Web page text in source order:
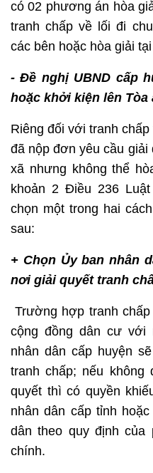
có 02 phương án hòa
tranh chấp về lối đi
các bên hoặc hòa giải
- Đề nghị UBND cấp
hoặc khởi kiện lên Tòa
Riêng đối với tranh
đã nộp đơn yêu cầu giải
xã nhưng không thể
khoản 2 Điều 236
chọn một trong hai
sau:
+ Chọn Ủy ban nhân
nơi giải quyết tranh
Trường hợp tranh
cộng đồng dân cư với
nhân dân cấp huyện
tranh chấp; nếu không
quyết thì có quyền
nhân dân cấp tỉnh
dân theo quy định của
chính.